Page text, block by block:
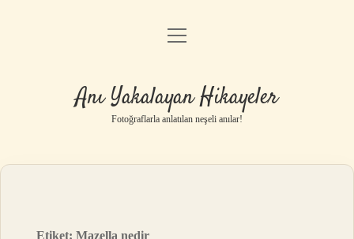
Anasayfa
Yasal Uyarı
menüyü
Anı Yakalayan Hikayeler
Fotoğraflarla anlatılan neşeli anılar!
Etiket:Mazella nedir